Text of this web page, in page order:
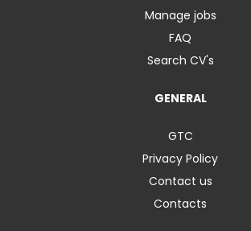
Manage jobs
FAQ
Search CV's
GENERAL
GTC
Privacy Policy
Contact us
Contacts